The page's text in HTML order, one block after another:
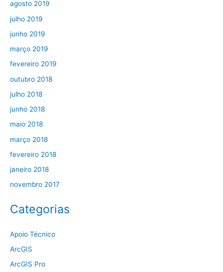
agosto 2019
julho 2019
junho 2019
março 2019
fevereiro 2019
outubro 2018
julho 2018
junho 2018
maio 2018
março 2018
fevereiro 2018
janeiro 2018
novembro 2017
Categorias
Apoio Técnico
ArcGIS
ArcGIS Pro